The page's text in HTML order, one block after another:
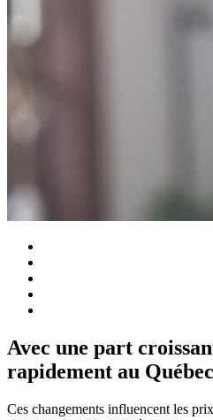
Avec une part
rapidement au
Ces changements influencent les